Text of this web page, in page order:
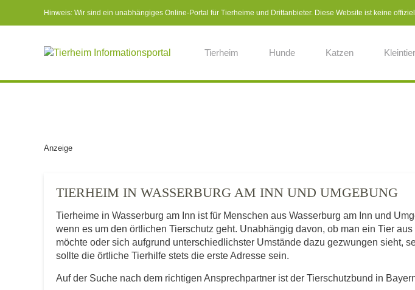
Hinweis: Wir sind ein unabhängiges Online-Portal für Tierheime und Drittanbieter. Diese Website ist keine
Tierheim Hunde Katzen
Anzeige
TIERHEIM IN WASSERBURG AM INN UND UMGEBUNG
Tierheime in Wasserburg am Inn ist für Menschen aus Wasserburg am Inn und
wenn es um den örtlichen Tierschutz geht. Unabhängig davon, ob man ein Tier
möchte oder sich aufgrund unterschiedlichster Umstände dazu gezwungen sieht,
sollte die örtliche Tierhilfe stets die erste Adresse sein.
Auf der Suche nach dem richtigen Ansprechpartner ist der Tierschutzbund in